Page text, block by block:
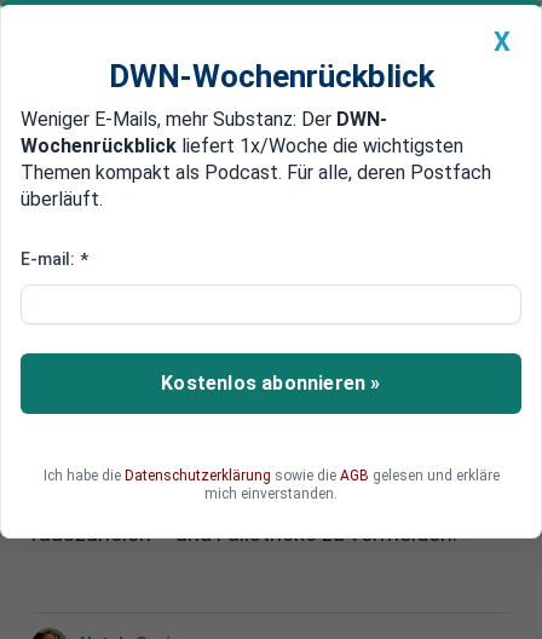
Newsticker MEIN DWN: Geldanlage Premium
Edelmetalle DWN-Magazin China
Immobilie verkaufen: Mit diesen
der Immobilienverkauf
Im aktuellen Markt gibt es wohl kaum eine
bessere Anlage als eine Immobilie in guter Lage.
könnte man meinen. Wir bieten ein Schritt-für-
Schritt Guide, um das Beste aus der Immobilie
rauszuholen – und Fallstricke zu vermeiden.
X
DWN-Wochenrückblick
Weniger E-Mails, mehr Substanz: Der DWN-
Wochenrückblick liefert 1x/Woche die wichtigsten
Themen kompakt als Podcast. Für alle, deren Postfach
überläuft.
E-mail: *
Kostenlos abonnieren »
Ich habe die Datenschutzerklärung sowie die AGB gelesen und erkläre
mich einverstanden.